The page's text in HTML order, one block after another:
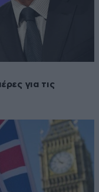
για τις